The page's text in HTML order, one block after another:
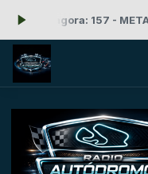
agora: 157 -